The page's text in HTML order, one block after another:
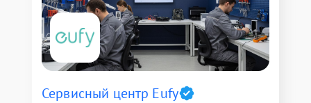
Сервисный центр Eufy